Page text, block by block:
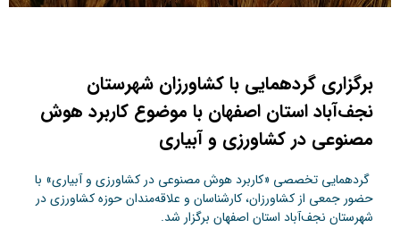
برگزاری گردهمایی با کشاورزان شهرستان
نجف‌آباد استان اصفهان با موضوع کاربرد هوش
مصنوعی در کشاورزی و آبیاری
گردهمایی تخصصی «کاربرد هوش مصنوعی در کشاورزی و آبیاری» با
حضور جمعی از کشاورزان، کارشناسان و علاقه‌مندان حوزه کشاورزی در
شهرستان نجف‌آباد استان اصفهان برگزار شد.